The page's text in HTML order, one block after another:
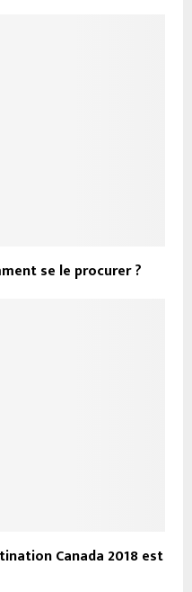
se le procurer ?
Canada 2018 est